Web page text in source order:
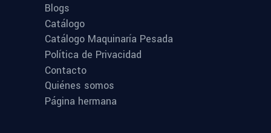
Blogs
Catálogo
Catálogo Maquinaría Pesada
Política de Privacidad
Contacto
Quiénes somos
Página hermana